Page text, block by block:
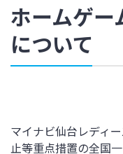
ホームゲー
について
マイナビ仙台レディ
止等重点措置の全国